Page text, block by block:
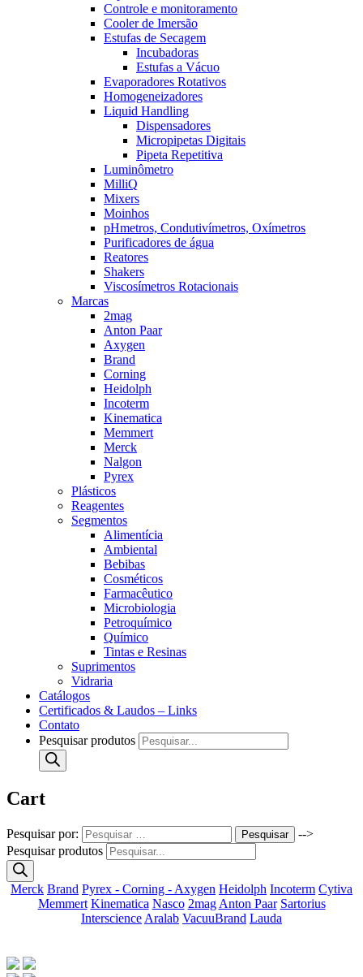
Controle e monitoramento
Cooler de Imersão
Estufas de Secagem
Incubadoras
Estufas a Vácuo
Evaporadores Rotativos
Homogeneizadores
Liquid Handling
Dispensadores
Micropipetas Digitais
Pipeta Repetitiva
Luminômetro
MilliQ
Mixers
Moinhos
pHmetros, Condutivímetros, Oxímetros
Purificadores de água
Reatores
Shakers
Viscosímetros Rotacionais
Marcas
2mag
Anton Paar
Axygen
Brand
Corning
Heidolph
Incoterm
Kinematica
Memmert
Merck
Nalgon
Pyrex
Plásticos
Reagentes
Segmentos
Alimentícia
Ambiental
Bebibas
Cosméticos
Farmacêutico
Microbiologia
Petroquímico
Químico
Tintas e Resinas
Suprimentos
Vidraria
Catálogos
Certificados & Laudos – Links
Contato
Pesquisar produtos
Cart
Pesquisar por: Pesquisar
-->
Pesquisar produtos
Merck Brand Pyrex - Corning - Axygen Heidolph Incoterm Cytiva
Memmert Kinematica Nasco 2mag Anton Paar Sartorius
Interscience Aralab VacuuBrand Lauda